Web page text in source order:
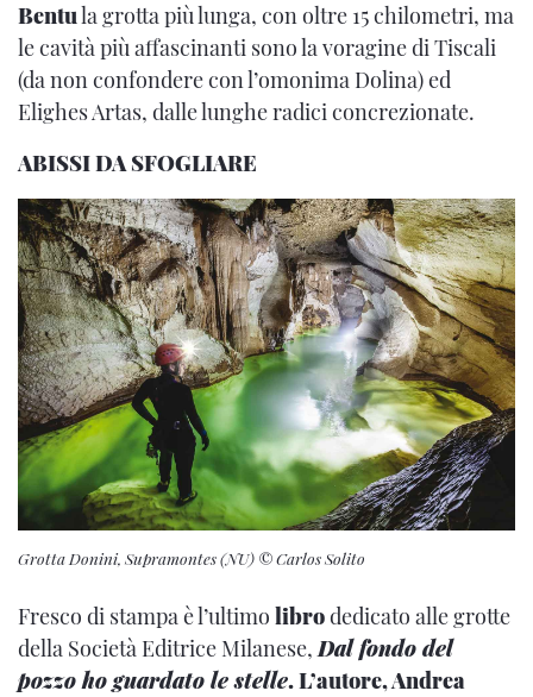
Bentula grotta più lunga, con oltre 15 chilometri, ma
le cavità più affascinanti sono la voragine di Tiscali
(da non confondere con l’omonima Dolina) ed
Elighes Artas, dalle lunghe radici concrezionate.
ABISSI DA SFOGLIARE
Grotta Donini, Supramontes (NU) © Carlos Solito
Fresco di stampa è l’ultimo librodedicato alle grotte
della Società Editrice Milanese,Dal fondo del
pozzo ho guardato le stelle. L’autore, Andrea